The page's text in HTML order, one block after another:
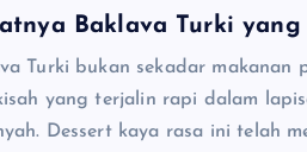
Baklava Turki yang
Turki bukan sekadar makanan
yang terjalin rapi dalam
Dessert kaya rasa ini telah